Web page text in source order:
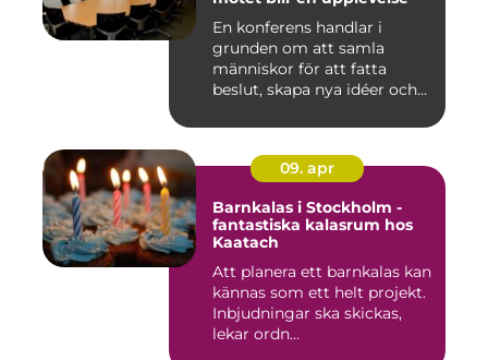
En konferens handlar i
grunden om att samla
människor för att fatta
beslut, skapa nya idéer och
09. apr
Barnkalas i Stockholm -
fantastiska kalasrum hos
Kaatach
Att planera ett barnkalas kan
kännas som ett helt projekt.
Inbjudningar ska skickas,
lekar ordn...